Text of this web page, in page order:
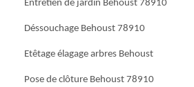
Entretien de jardin Behoust 78910
Déssouchage Behoust 78910
Etêtage élagage arbres Behoust
Pose de clôture Behoust 78910